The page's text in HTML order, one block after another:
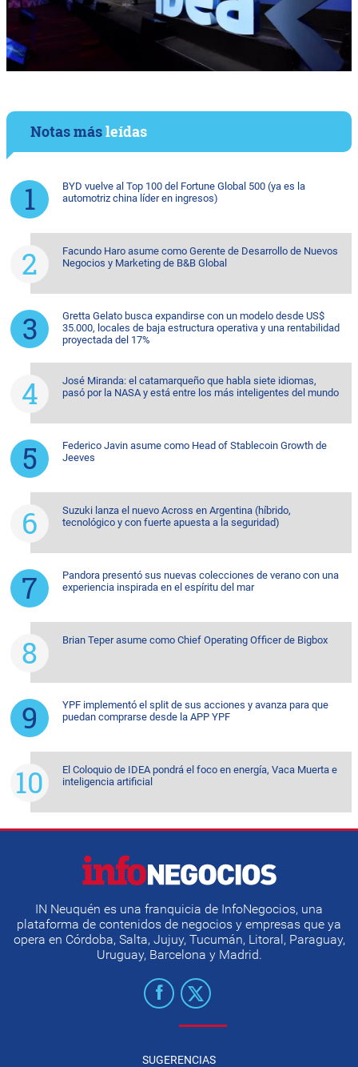
Notas másleídas
BYD vuelve al Top 100 del Fortune Global 500 (ya es la
automotriz china líder en ingresos)
Facundo Haro asume como Gerente de Desarrollo de Nuevos
Negocios y Marketing de B&B Global
Gretta Gelato busca expandirse con un modelo desde US$
35.000, locales de baja estructura operativa y una rentabilidad
proyectada del 17%
José Miranda: el catamarqueño que habla siete idiomas,
pasó por la NASA y está entre los más inteligentes del mundo
Federico Javin asume como Head of Stablecoin Growth de
Jeeves
Suzuki lanza el nuevo Across en Argentina (híbrido,
tecnológico y con fuerte apuesta a la seguridad)
Pandora presentó sus nuevas colecciones de verano con una
experiencia inspirada en el espíritu del mar
Brian Teper asume como Chief Operating Officer de Bigbox
YPF implementó el split de sus acciones y avanza para que
puedan comprarse desde la APP YPF
El Coloquio de IDEA pondrá el foco en energía, Vaca Muerta e
inteligencia artificial
IN Neuquén es una franquicia de InfoNegocios, una
plataforma de contenidos de negocios y empresas que ya
opera en Córdoba, Salta, Jujuy, Tucumán, Litoral, Paraguay,
Uruguay, Barcelona y Madrid.
SUGERENCIAS